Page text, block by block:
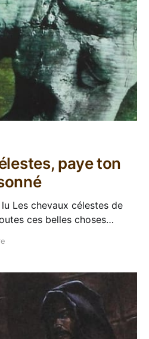
paye ton
Les chevaux célestes de
ces belles choses